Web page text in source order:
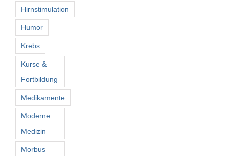
Hirnstimulation
Humor
Krebs
Kurse &
Fortbildung
Medikamente
Moderne
Medizin
Morbus